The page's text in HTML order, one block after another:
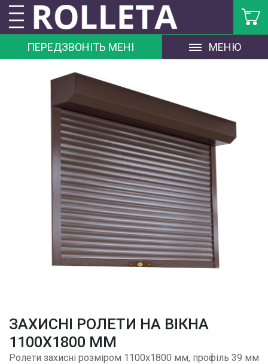
ПЕРЕДЗВОНІТЬ МЕНІ МЕНЮ
ЗАХИСНІ РОЛЕТИ НА ВІКНА
1100Х1800 ММ
Ролети захисні розміром 1100х1800 мм, профіль 39 мм